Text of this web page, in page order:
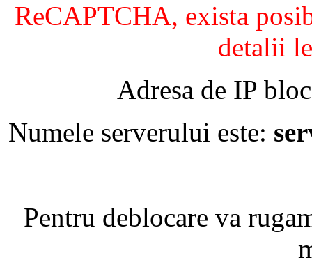
ReCAPTCHA, exista
detalii
Adresa de IP
Numele serverului este:
Pentru deblocare va